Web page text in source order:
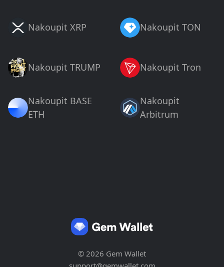
Nakoupit XRP Nakoupit TON
Nakoupit TRUMP Nakoupit Tron
Nakoupit BASE
ETH
Nakoupit
Arbitrum
© 2026 Gem Wallet